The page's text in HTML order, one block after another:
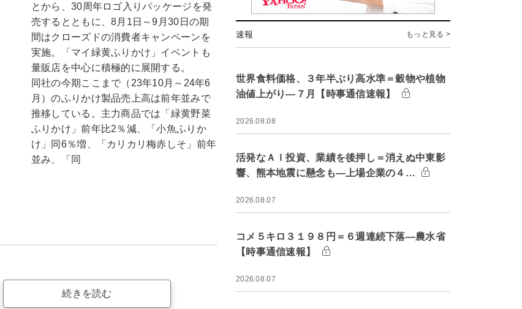
とから、30周年ロゴ入りパッケージを発
売するとともに、8月1日～9月30日の期
間はクローズドの消費者キャンペーンを
実施。「マイ緑黄ふりかけ」イベントも
量販店を中心に積極的に展開する。
同社の今期ここまで（23年10月～24年6
月）のふりかけ製品売上高は前年並みで
推移している。主力商品では「緑黄野菜
ふりかけ」前年比2％減、「小魚ふりか
け」同6％増、「カリカリ梅赤しそ」前年
並み、「同
続きを読む
速報 もっと見る >
世界食料価格、３年半ぶり高水準＝穀物や植物
油値上がり―７月【時事通信速報】
2026.08.08
活発なＡＩ投資、業績を後押し＝消えぬ中東影
響、熊本地震に懸念も―上場企業の４…
2026.08.07
コメ５キロ３１９８円＝６週連続下落―農水省
【時事通信速報】
2026.08.07